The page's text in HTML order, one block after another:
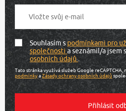
Souhlasím spodmínkami pro
společnostia seznámil/a jsem
osobních údajů.
Tato stránka využívá služeb Google
podmínkyaZásady ochrany osobních údajů